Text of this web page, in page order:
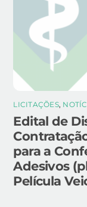
LICITAÇÕES,
Edital de
para a
Adesivos
Película